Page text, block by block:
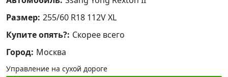
Размер: 255/60 R18 112V XL
Купите опять?: Скорее всего
Город: Москва
Управление на сухой дороге